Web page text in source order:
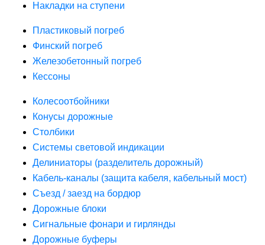
Накладки на ступени
Пластиковый погреб
Финский погреб
Железобетонный погреб
Кессоны
Колесоотбойники
Конусы дорожные
Столбики
Системы световой индикации
Делиниаторы (разделитель дорожный)
Кабель-каналы (защита кабеля, кабельный мост)
Съезд / заезд на бордюр
Дорожные блоки
Сигнальные фонари и гирлянды
Дорожные буферы